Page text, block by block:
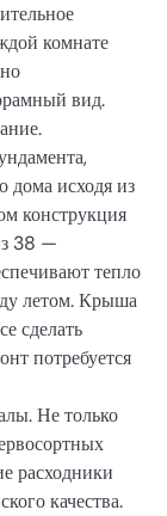
комнате
вид.
дома исходя из
конструкция
38 —
тепло
летом. Крыша
сделать
потребуется
Не только
расходники
качества.